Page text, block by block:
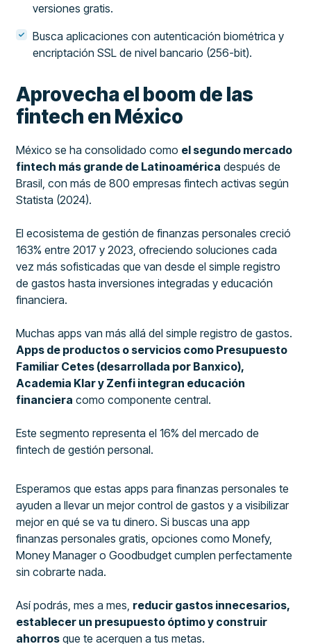
versiones gratis.
Busca aplicaciones con autenticación biométrica y
encriptación SSL de nivel bancario (256-bit).
Aprovecha el boom de las
fintech en México
México se ha consolidado como el segundo mercado
fintech más grande de Latinoamérica después de
Brasil, con más de 800 empresas fintech activas según
Statista (2024).
El ecosistema de gestión de finanzas personales creció
163% entre 2017 y 2023, ofreciendo soluciones cada
vez más sofisticadas que van desde el simple registro
de gastos hasta inversiones integradas y educación
financiera.
Muchas apps van más allá del simple registro de gastos.
Apps de productos o servicios como Presupuesto
Familiar Cetes (desarrollada por Banxico),
Academia Klar y Zenfi integran educación
financiera como componente central.
Este segmento representa el 16% del mercado de
fintech de gestión personal.
Esperamos que estas apps para finanzas personales te
ayuden a llevar un mejor control de gastos y a visibilizar
mejor en qué se va tu dinero. Si buscas una app
finanzas personales gratis, opciones como Monefy,
Money Manager o Goodbudget cumplen perfectamente
sin cobrarte nada.
Así podrás, mes a mes, reducir gastos innecesarios,
establecer un presupuesto óptimo y construir
ahorros que te acerquen a tus metas.